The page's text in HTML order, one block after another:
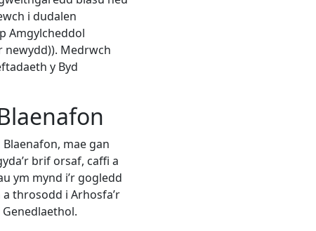
i dudalen
Amgylcheddol
newydd)). Medrwch
y Byd
mae gan
brif orsaf, caffi a
ym mynd i’r gogledd
a throsodd i Arhosfa’r